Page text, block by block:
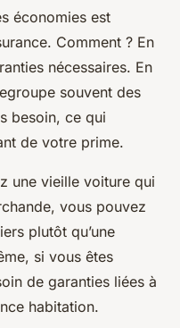
économies est
. Comment ? En
nécessaires. En
souvent des
besoin, ce qui
de votre prime.
une vieille voiture qui
vous pouvez
plutôt qu’une
si vous êtes
de garanties liées à
habitation.